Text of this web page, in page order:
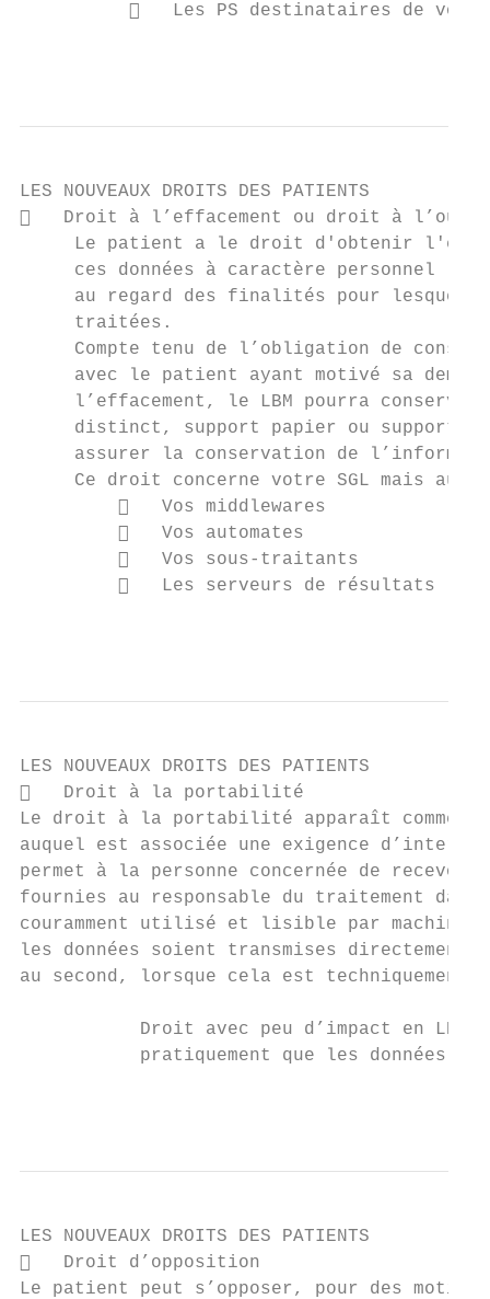
   Les PS destinataires de vos
LES NOUVEAUX DROITS DES PATIENTS
   Droit à l’effacement ou droit à l’oubli
Le patient a le droit d'obtenir
ces données à caractère personnel
au regard des finalités pour
     traitées.
Compte tenu de l’obligation de
avec le patient ayant motivé sa
l’effacement, le LBM pourra conserver
distinct, support papier ou support
assurer la conservation de
     Ce droit concerne votre SGL mais aussi
            Vos middlewares
            Vos automates
            Vos sous-traitants
            Les serveurs de résultats
LES NOUVEAUX DROITS DES PATIENTS
   Droit à la portabilité
Le droit à la portabilité apparaît comme
auquel est associée une exigence
permet à la personne concernée de
fournies au responsable du traitement
couramment utilisé et lisible par machine
les données soient transmises directement
au second, lorsque cela est techniquement
Droit avec peu d’impact en LBM
pratiquement que les données
LES NOUVEAUX DROITS DES PATIENTS
   Droit d’opposition
Le patient peut s’opposer, pour des